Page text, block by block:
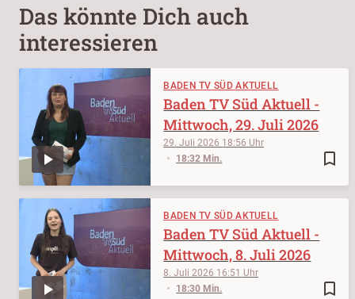
Das könnte Dich auch
interessieren
BADEN TV SÜD AKTUELL
bookmark_border
29. Juli 2026 18:56
18:32 Min.
Baden TV Süd Aktuell -
Mittwoch, 29. Juli 2026
BADEN TV SÜD AKTUELL
bookmark_border
8. Juli 2026 16:51
18:30 Min.
Baden TV Süd Aktuell -
Mittwoch, 8. Juli 2026